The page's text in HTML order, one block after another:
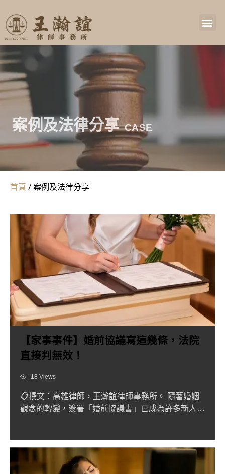
案例及法律分享 CASE
首頁 /案例及法律分享
【家事事件】婚前協議寫這幾條，法院
直接判無效！
Views18 Views
📋撰文：高雄律師，王瀚誼律師事務所。 隨著婚姻
觀念的轉變，簽署「婚前協議書」已成為許多新人劃